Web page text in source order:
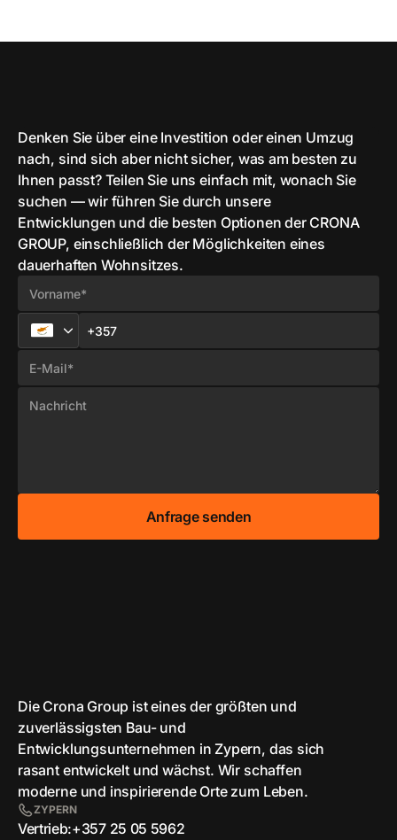
Denken Sie über eine Investition oder einen Umzug
nach, sind sich aber nicht sicher, was am besten zu
Ihnen passt? Teilen Sie uns einfach mit, wonach Sie
suchen — wir führen Sie durch unsere
Entwicklungen und die besten Optionen der CRONA
GROUP, einschließlich der Möglichkeiten eines
dauerhaften Wohnsitzes.
Die Crona Group ist eines der größten und
zuverlässigsten Bau- und
Entwicklungsunternehmen in Zypern, das sich
rasant entwickelt und wächst. Wir schaffen
moderne und inspirierende Orte zum Leben.
ZYPERN
Vertrieb:+357 25 05 5962